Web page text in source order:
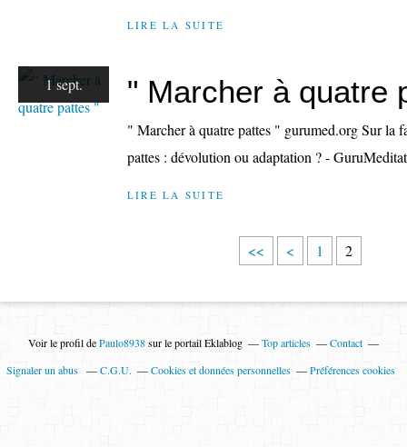
LIRE LA SUITE
1 sept. " Marcher à quatre
" Marcher à quatre pattes " gurumed.org Sur la
pattes : dévolution ou adaptation ? -
LIRE LA SUITE
<< < 1 2
Voir le profil dePaulo8938sur le portail Eklablog Top articles
Contact
Signaler un abus
C.G.U. Cookies et données personnelles Préférences cookies